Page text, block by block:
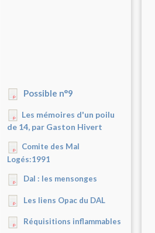
Possible n°9
Les mémoires d'un poilu
de 14, par Gaston Hivert
Comite des Mal
Logés:1991
Dal : les mensonges
Les liens Opac du DAL
Réquisitions inflammables